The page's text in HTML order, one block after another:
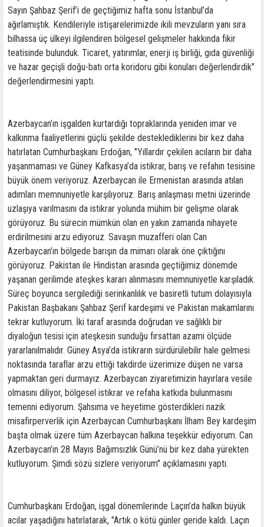
Sayın Şahbaz Şerif’i de geçtiğimiz hafta sonu İstanbul’da
ağırlamıştık. Kendileriyle istişarelerimizde ikili mevzuların yanı sıra
bilhassa üç ülkeyi ilgilendiren bölgesel gelişmeler hakkında fikir
teatisinde bulunduk. Ticaret, yatırımlar, enerji iş birliği, gıda güvenliği
ve hazar geçişli doğu-batı orta koridoru gibi konuları değerlendirdik"
değerlendirmesini yaptı.
Azerbaycan’ın işgalden kurtardığı topraklarında yeniden imar ve
kalkınma faaliyetlerini güçlü şekilde desteklediklerini bir kez daha
hatırlatan Cumhurbaşkanı Erdoğan, "Yıllardır çekilen acıların bir daha
yaşanmaması ve Güney Kafkasya’da istikrar, barış ve refahın tesisine
büyük önem veriyoruz. Azerbaycan ile Ermenistan arasında atılan
adımları memnuniyetle karşılıyoruz. Barış anlaşması metni üzerinde
uzlaşıya varılmasını da istikrar yolunda mühim bir gelişme olarak
görüyoruz. Bu sürecin mümkün olan en yakın zamanda nihayete
erdirilmesini arzu ediyoruz. Savaşın muzafferi olan Can
Azerbaycan’ın bölgede barışın da mimarı olarak öne çıktığını
görüyoruz. Pakistan ile Hindistan arasında geçtiğimiz dönemde
yaşanan gerilimde ateşkes kararı alınmasını memnuniyetle karşıladık.
Süreç boyunca sergilediği serinkanlılık ve basiretli tutum dolayısıyla
Pakistan Başbakanı Şahbaz Şerif kardeşimi ve Pakistan makamlarını
tekrar kutluyorum. İki taraf arasında doğrudan ve sağlıklı bir
diyaloğun tesisi için ateşkesin sunduğu fırsattan azami ölçüde
yararlanılmalıdır. Güney Asya’da istikrarın sürdürülebilir hale gelmesi
noktasında taraflar arzu ettiği takdirde üzerimize düşen ne varsa
yapmaktan geri durmayız. Azerbaycan ziyaretimizin hayırlara vesile
olmasını diliyor, bölgesel istikrar ve refaha katkıda bulunmasını
temenni ediyorum. Şahsıma ve heyetime gösterdikleri nazik
misafirperverlik için Azerbaycan Cumhurbaşkanı İlham Bey kardeşim
başta olmak üzere tüm Azerbaycan halkına teşekkür ediyorum. Can
Azerbaycan’ın 28 Mayıs Bağımsızlık Günü’nü bir kez daha yürekten
kutluyorum. Şimdi sözü sizlere veriyorum" açıklamasını yaptı.
Cumhurbaşkanı Erdoğan, işgal dönemlerinde Laçın’da halkın büyük
acılar yaşadığını hatırlatarak, "Artık o kötü günler geride kaldı. Laçın